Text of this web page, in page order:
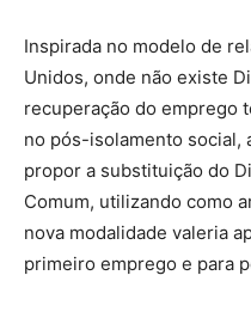
Inspirada no modelo de
Unidos, onde não existe
recuperação do emprego
no pós-isolamento social,
propor a substituição do
Comum, utilizando como
nova modalidade valeria
primeiro emprego e para